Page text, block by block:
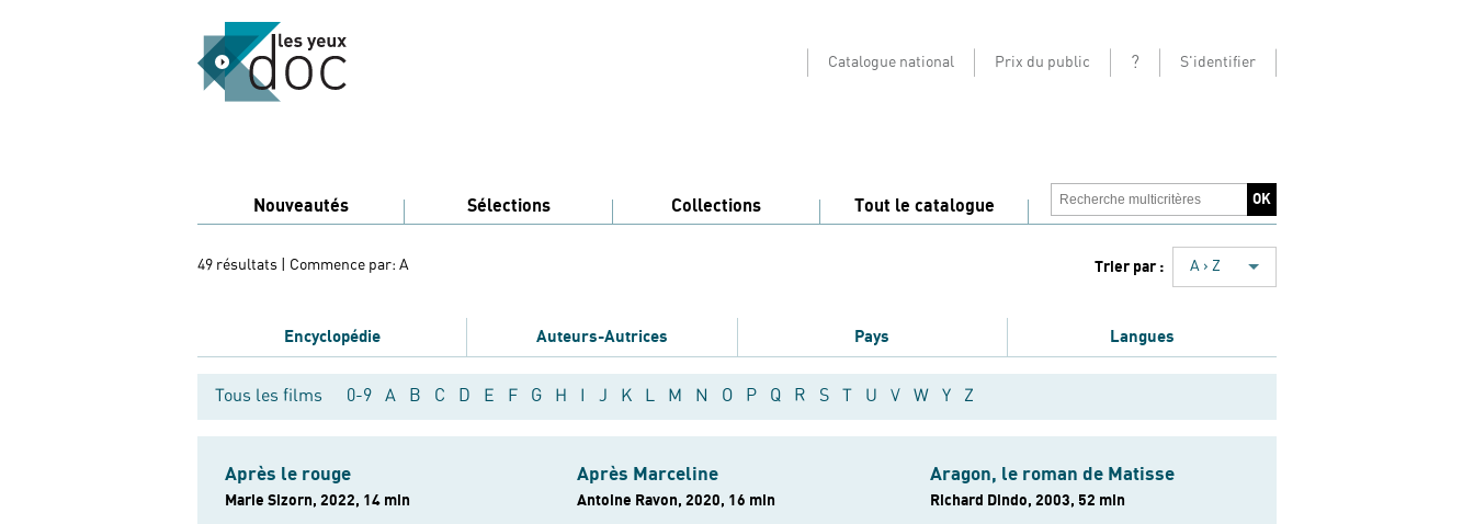
Catalogue national Prix du public ? S'identifier
Nouveautés Sélections Collections Tout le catalogue
49 résultats | Commence par: A Trier par : A › Z
Encyclopédie Auteurs-Autrices Pays Langues
Tous les films 0-9 A B C D E F G H J K M N O P Q R S T U V W Y Z
Après le rouge
Marie Sizorn, 2022, 14 min
Après Marceline
Antoine Ravon, 2020, 16 min
Aragon, le roman de Matisse
Richard Dindo, 2003, 52 min